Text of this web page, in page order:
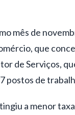
mês de
que
de Serviços,
postos de
a menor